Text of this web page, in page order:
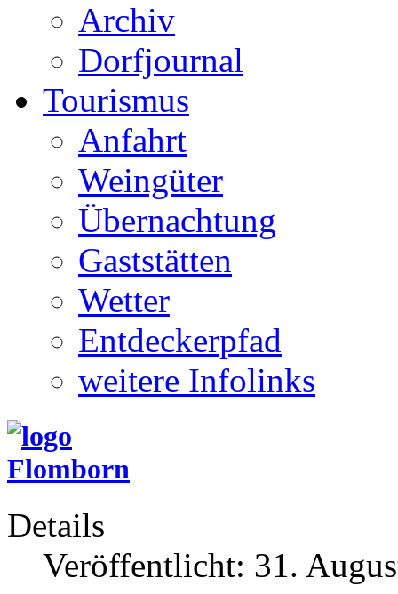
Archiv
Dorfjournal
Tourismus
Anfahrt
Weingüter
Übernachtung
Gaststätten
Wetter
Entdeckerpfad
weitere Infolinks
Details
Veröffentlicht: 31.